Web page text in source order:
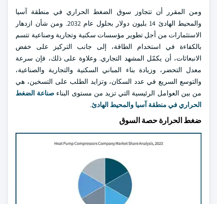
ومن المقرر أن تتجاوز سوق الضغط الحراري في منطقة آسيا
والمحيط الهادئ 14 بليون دولار بحلول عام 2032. ومن شأن ازدهار
الاستثمارات من أجل تطوير مؤسسات سكنية وتجارية وصناعية تتسم
بالكفاءة في استخدام الطاقة، إلى جانب التركيز على خفض
الانبعاثات، أن يكمّل المشهد التجاري. وعلاوة على ذلك، فإن سرعة
معدل التحضر، وزيادة بناء المباني السكنية والتجارية والصناعية،
والتوسع السريع في عدد السكان، وتزايد الطلب على التسخين، هي
من بين العوامل الرئيسية التي تزيد من مستوى البناء صناعة الضغط
الحراري في منطقة آسيا والمحيط الهادئ.
ضغط الحرارة حصة السوق